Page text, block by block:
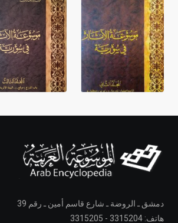
دمشق ـ الروضة ـ شارع قاسم أمين ـ رقم 39
هاتف: 3315204 - 3315205